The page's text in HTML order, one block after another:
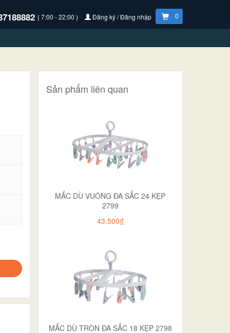
( 7:00 - 22:00 ) Đăng ký / Đăng nhập 0
Sản phẩm liên quan
MẮC DÙ VUÔNG ĐA SẮC 24 KẸP
2799
43.500₫
MẮC DÙ TRÒN ĐA SẮC 18 KẸP 2798